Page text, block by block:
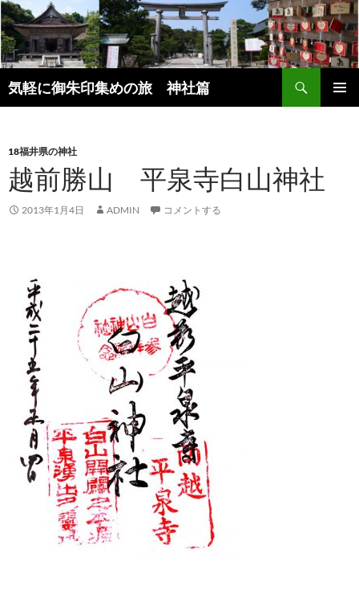
コ
ン
テ
ン
ツ
へ
プ
気軽に御朱印集めの旅 神社篇
索
18福井県の神社
越前勝山 平泉寺白山神社
2013年1月4日 ADMIN コメントする